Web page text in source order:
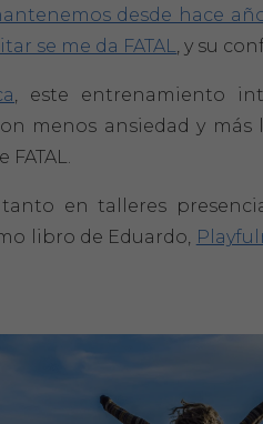
desde hace
se me da FATAL, y su
, este entrenamiento
menos ansiedad y más
en talleres
libro de Eduardo,